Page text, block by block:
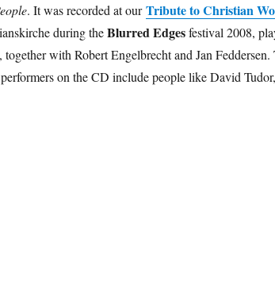
. It was recorded at ourTribute to Christian
during theBlurred Edgesfestival 2008,
together with Robert Engelbrecht and Jan Feddersen.
on the CD include people like David